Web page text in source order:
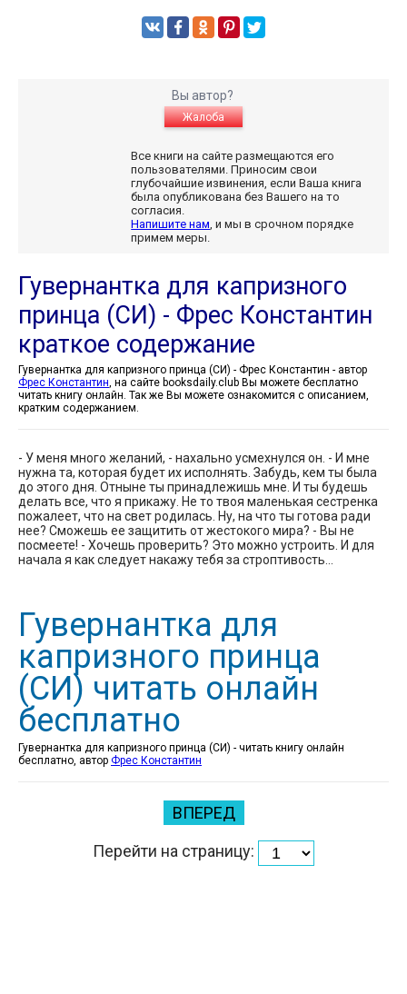
Вы автор?
Жалоба
Все книги на сайте размещаются его
пользователями. Приносим свои
глубочайшие извинения, если Ваша книга
была опубликована без Вашего на то
согласия.
Напишите нам , и мы в срочном порядке
примем меры.
Гувернантка для капризного
принца (СИ) - Фрес Константин
краткое содержание
Гувернантка для капризного принца (СИ) - Фрес Константин - автор
Фрес Константин , на сайте booksdaily.club Вы можете бесплатно
читать книгу онлайн. Так же Вы можете ознакомится с описанием,
кратким содержанием.
- У меня много желаний, - нахально усмехнулся он. - И мне
нужна та, которая будет их исполнять. Забудь, кем ты была
до этого дня. Отныне ты принадлежишь мне. И ты будешь
делать все, что я прикажу. Не то твоя маленькая сестренка
пожалеет, что на свет родилась. Ну, на что ты готова ради
нее? Сможешь ее защитить от жестокого мира? - Вы не
посмеете! - Хочешь проверить? Это можно устроить. И для
начала я как следует накажу тебя за строптивость...
Гувернантка для
капризного принца
(СИ) читать онлайн
бесплатно
Гувернантка для капризного принца (СИ) - читать книгу онлайн
бесплатно, автор Фрес Константин
ВПЕРЕД
Перейти на страницу: